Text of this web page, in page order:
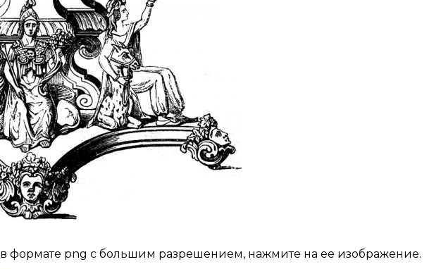
в формате png с большим разрешением, нажмите на ее изображение.